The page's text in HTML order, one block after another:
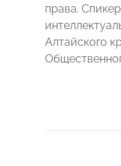
права.
Алтайского